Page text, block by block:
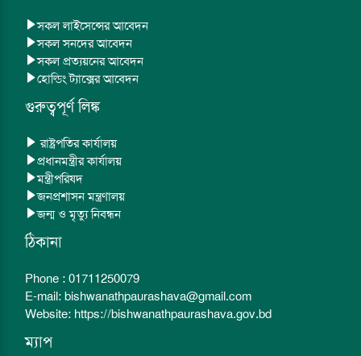
সকল লাইসেন্সের আবেদন
সকল সনদের আবেদন
সকল প্রত্যয়নের আবেদন
হোল্ডিং ট্যাক্সের আবেদন
গুরুত্বপূর্ণ লিঙ্ক
রাষ্ট্রপতির কার্যালয়
প্রধানমন্ত্রীর কার্যালয়
মন্ত্রীপরিষদ
জনপ্রশাসন মন্ত্রণালয়
জন্ম ও মৃত্যু নিবন্ধন
ঠিকানা
Phone : 01711250079
E-mail: bishwanathpaurashava@gmail.com
Website: https://bishwanathpaurashava.gov.bd
ম্যাপ